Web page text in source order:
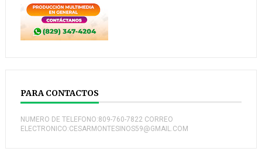
PARA CONTACTOS
NUMERO DE TELEFONO:809-760-7822 CORREO
ELECTRONICO:CESARMONTESINOS59@GMAIL.COM